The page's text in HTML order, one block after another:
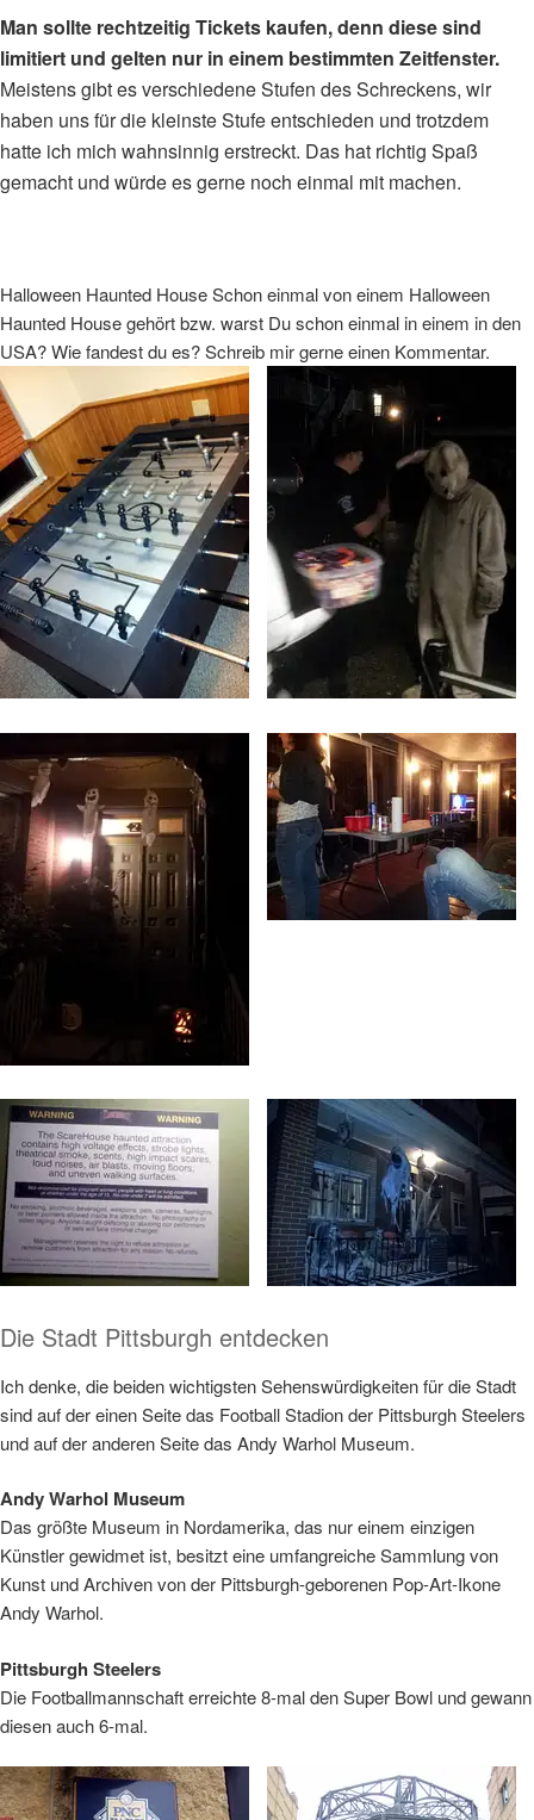
Man sollte rechtzeitig Tickets kaufen, denn diese sind
limitiert und gelten nur in einem bestimmten Zeitfenster.
Meistens gibt es verschiedene Stufen des Schreckens, wir
haben uns für die kleinste Stufe entschieden und trotzdem
hatte ich mich wahnsinnig erstreckt. Das hat richtig Spaß
gemacht und würde es gerne noch einmal mit machen.
Halloween Haunted HouseSchon einmal von einem Halloween
Haunted House gehört bzw. warst Du schon einmal in einem in den
USA? Wie fandest du es? Schreib mir gerne einen Kommentar.
Die Stadt Pittsburgh​ entdecken
Ich denke, die beiden wichtigsten Sehenswürdigkeiten für die Stadt
sind auf der einen Seite das Football Stadion der Pittsburgh Steelers
und auf der anderen Seite das Andy Warhol Museum.
Andy Warhol Museum
Das größte Museum in Nordamerika, das nur einem einzigen
Künstler gewidmet ist, besitzt eine umfangreiche Sammlung von
Kunst und Archiven von der Pittsburgh-geborenen Pop-Art-Ikone
Andy Warhol.
Pittsburgh Steelers
Die Footballmannschaft erreichte 8-mal den Super Bowl und gewann
diesen auch 6-mal.